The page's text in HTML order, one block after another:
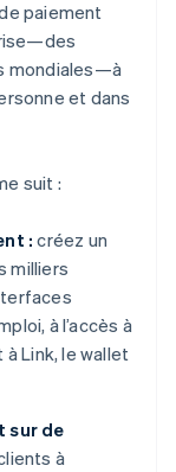
paiement
mondiales—à
et dans
suit :
: créez un
milliers
à l’accès à
Link, le wallet
sur de
à